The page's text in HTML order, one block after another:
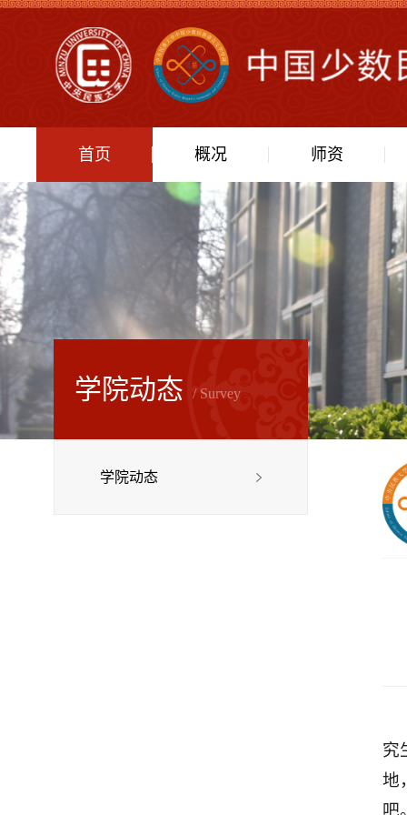
首页 概况 师资
学院动态 / Survey
学院动态
究
地
吧